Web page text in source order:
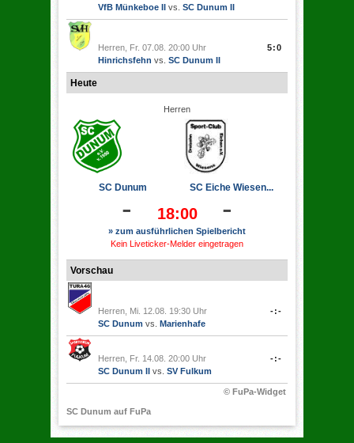
VfB Münkeboe II vs. SC Dunum II
Herren, Fr. 07.08. 20:00 Uhr
Hinrichsfehn vs. SC Dunum II
5:0
Heute
Herren
SC Dunum SC Eiche Wiesen...
- 18:00 -
» zum ausführlichen Spielbericht
Kein Liveticker-Melder eingetragen
Vorschau
Herren, Mi. 12.08. 19:30 Uhr
SC Dunum vs. Marienhafe
-:-
Herren, Fr. 14.08. 20:00 Uhr
SC Dunum II vs. SV Fulkum
-:-
© FuPa-Widget
SC Dunum auf FuPa